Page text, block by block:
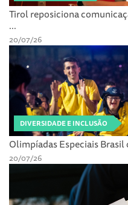
Tirol reposiciona
...
20/07/26
DIVERSIDADE E INCLUSÃO
Olimpíadas Especiais
20/07/26